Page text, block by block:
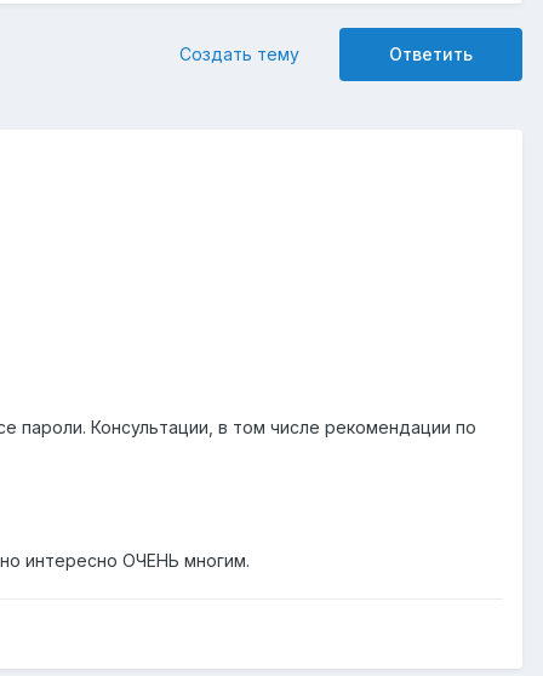
Ответить
Создать тему
пароли. Консультации, в том числе рекомендации по
интересно ОЧЕНЬ многим.